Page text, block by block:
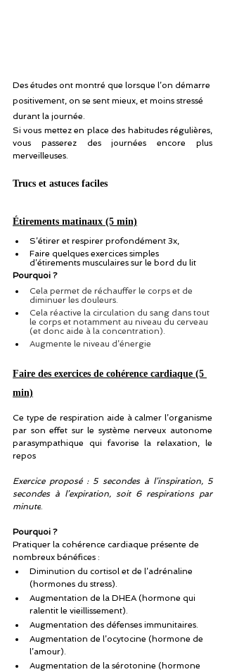
Des études ont montré que lorsque l’on démarre
positivement, on se sent mieux, et moins stressé
durant la journée.
Si vous mettez en place des habitudes régulières,
vous passerez des journées encore plus
merveilleuses.
Trucs et astuces faciles
Étirements matinaux (5 min)
S’étirer et respirer profondément 3x,
Faire quelques exercices simples
d’étirements musculaires sur le bord du lit
Pourquoi ?
Cela permet de réchauffer le corps et de
diminuer les douleurs.
Cela réactive la circulation du sang dans tout
le corps et notamment au niveau du cerveau
(et donc aide à la concentration).
Augmente le niveau d’énergie
Faire des exercices de cohérence cardiaque (5
min)
Ce type de respiration aide à calmer l’organisme
parasympathique qui favorise la relaxation, le
repos
Exercice proposé : 5 secondes à l’inspiration, 5
secondes à l’expiration, soit 6 respirations par
minute
Pourquoi ?
Pratiquer la cohérence cardiaque présente de
nombreux bénéfices :
Diminution du cortisol et de l’adrénaline
(hormones du stress).
Augmentation de la DHEA (hormone qui
ralentit le vieillissement).
Augmentation des défenses immunitaires.
Augmentation de l’ocytocine (hormone de
l’amour).
Augmentation de la sérotonine (hormone